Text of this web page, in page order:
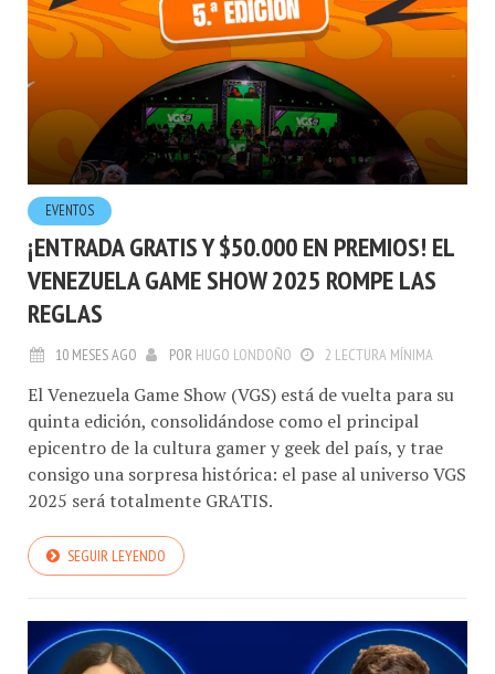
EVENTOS
¡ENTRADA GRATIS Y $50.000 EN PREMIOS! EL
VENEZUELA GAME SHOW 2025 ROMPE LAS
REGLAS
10 MESES AGO POR HUGO LONDOÑO 2 LECTURA MÍNIMA
El Venezuela Game Show (VGS) está de vuelta para su
quinta edición, consolidándose como el principal
epicentro de la cultura gamer y geek del país, y trae
consigo una sorpresa histórica: el pase al universo VGS
2025 será totalmente GRATIS.
SEGUIR LEYENDO